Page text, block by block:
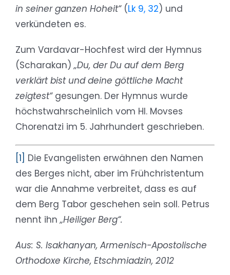
in seiner ganzen Hoheit“ (Lk 9, 32) und
verkündeten es.
Zum Vardavar-Hochfest wird der Hymnus
(Scharakan)„Du, der Du auf dem Berg
verklärt bist und deine göttliche Macht
zeigtest“gesungen. Der Hymnus wurde
höchstwahrscheinlich vom Hl. Movses
Chorenatzi im 5. Jahrhundert geschrieben.
[1] Die Evangelisten erwähnen den Namen
des Berges nicht, aber im Frühchristentum
war die Annahme verbreitet, dass es auf
dem Berg Tabor geschehen sein soll. Petrus
nennt ihn„Heiliger Berg“.
Aus: S. Isakhanyan, Armenisch-Apostolische
Orthodoxe Kirche, Etschmiadzin, 2012